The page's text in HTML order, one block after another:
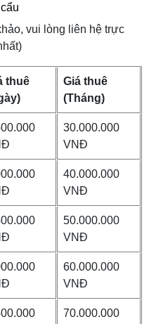
vui lòng liên hệ trực
thuê
Giá thuê
(Tháng)
30.000.000
VNĐ
40.000.000
VNĐ
50.000.000
VNĐ
60.000.000
VNĐ
70.000.000